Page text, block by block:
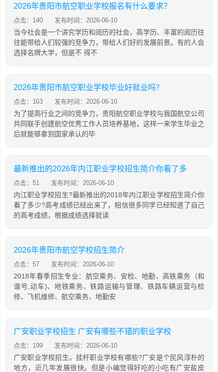
2026年贵阳市航空职业学校报名有什么要求？
点击：140 发布时间：2026-06-10
当今社会是一个讲究学历和阅历的社会，高学历、丰富的阅历往
往能带给人们较强的竞争力，带给人们好的发展前景。有的人会
选择名牌大学，但是不 得不
2026年贵阳市航空职业学校毕业好就业吗？
点击：163 发布时间：2026-06-10
为了提高行业之间的竞争力，贵阳航空职业学校与我国航空公司
共同联手创建航空优秀工作人员培养基地，这样一来学生毕业之
后就能够拿到国家承认的毕
最新推出的2026年内江职业学校招生简介你看了多
点击：51 发布时间：2026-06-10
内江职业学校招生?最新推出的2018年内江职业学校招生简介你
看了多少?高考成绩已经出来了，相信很多同学已经知道了自己
的高考成绩，根据成绩选择就读
2026年贵阳市航空学校招生简介
点击：57 发布时间：2026-06-10
2018年春季招生专业：航空乘务、安检、地勤、高铁乘务（和
谐号,动车)、地铁乘务、铁路运输与管理、铁路车辆运营与检
修、飞机维修、航空乘务、地勤安
广安职业学校招生 广安有哪些不错的职业学校
点击：199 发布时间：2026-06-10
广安职业学校招生。挂杆职业学校有哪些?广安是个民风淳朴的
地方，近几年发展很快。但是小编觉得好吃的小吃有广安盐皮